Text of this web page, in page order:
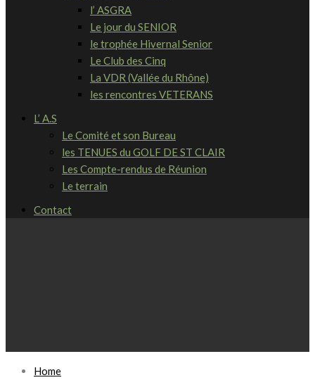
l’ ASGRA
Le jour du SENIOR
le trophée Hivernal Senior
Le Club des Cinq
La VDR (Vallée du Rhône)
les rencontres VETERANS
L’ A.S
Le Comité et son Bureau
les TENUES du GOLF DE ST CLAIR
Les Compte-rendus de Réunion
Le terrain
Contact
Home